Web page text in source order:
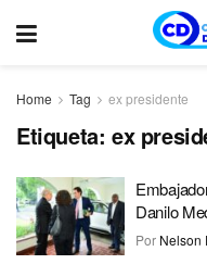
Home Tag ex presidente
Etiqueta: ex
Danilo
Por Nelson